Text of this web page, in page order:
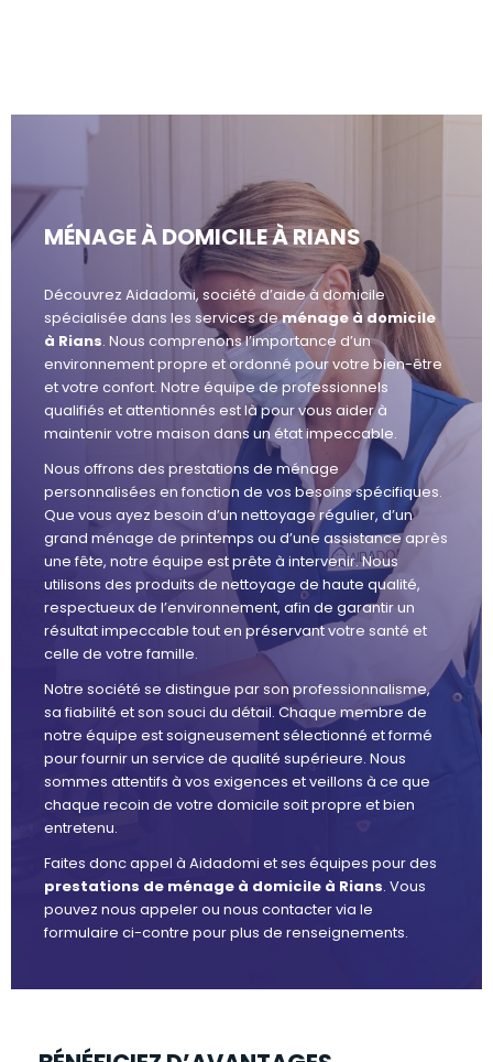
MÉNAGE À DOMICILE À RIANS
Découvrez Aidadomi, société d’aide à domicile
spécialisée dans les services deménage à domicile
à Rians. Nous comprenons l’importance d’un
environnement propre et ordonné pour votre bien-être
et votre confort. Notre équipe de professionnels
qualifiés et attentionnés est là pour vous aider à
maintenir votre maison dans un état impeccable.
Nous offrons des prestations de ménage
personnalisées en fonction de vos besoins spécifiques.
Que vous ayez besoin d’un nettoyage régulier, d’un
grand ménage de printemps ou d’une assistance après
une fête, notre équipe est prête à intervenir. Nous
utilisons des produits de nettoyage de haute qualité,
respectueux de l’environnement, afin de garantir un
résultat impeccable tout en préservant votre santé et
celle de votre famille.
Notre société se distingue par son professionnalisme,
sa fiabilité et son souci du détail. Chaque membre de
notre équipe est soigneusement sélectionné et formé
pour fournir un service de qualité supérieure. Nous
sommes attentifs à vos exigences et veillons à ce que
chaque recoin de votre domicile soit propre et bien
entretenu.
Faites donc appel à Aidadomi et ses équipes pour des
prestations de ménage à domicile à Rians. Vous
pouvez nous appeler ou nous contacter via le
formulaire ci-contre pour plus de renseignements.